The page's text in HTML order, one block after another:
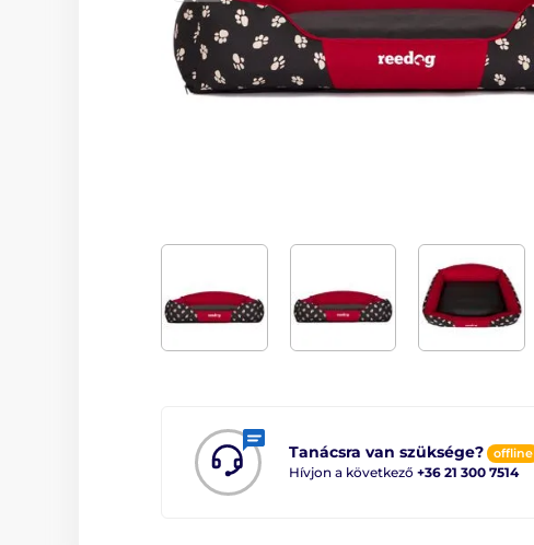
Tanácsra van szüksége? offline
Hívjon a következő +36 21 300 7514